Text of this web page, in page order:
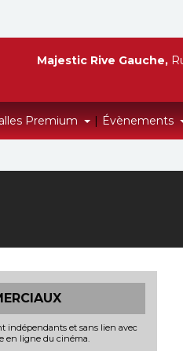
Premium | Évènements
Majestic Rive Gauche,
indépendants et sans lien avec
en ligne du cinéma.